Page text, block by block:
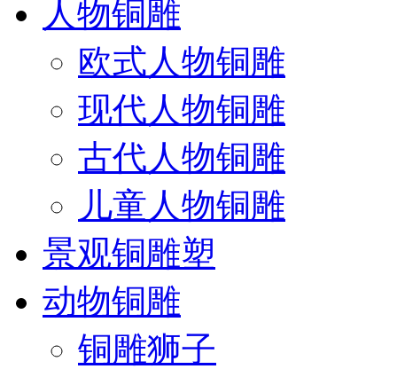
人物铜雕
欧式人物铜雕
现代人物铜雕
古代人物铜雕
儿童人物铜雕
景观铜雕塑
动物铜雕
铜雕狮子